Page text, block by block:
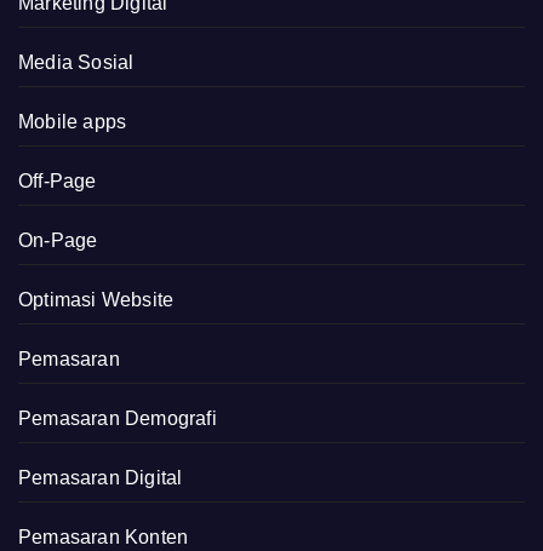
Media Sosial
Mobile apps
Off-Page
On-Page
Optimasi Website
Pemasaran
Pemasaran Demografi
Pemasaran Digital
Pemasaran Konten